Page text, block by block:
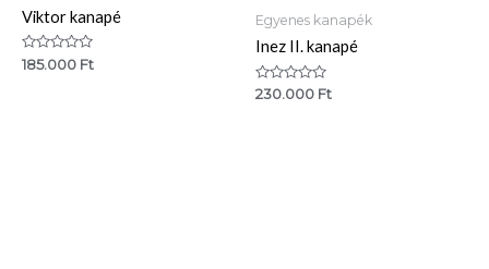
Viktor kanapé
Értékelés:
0
185.000 Ft
Egyenes kanapék
Inez II. kanapé
Értékelés:
230.000 Ft